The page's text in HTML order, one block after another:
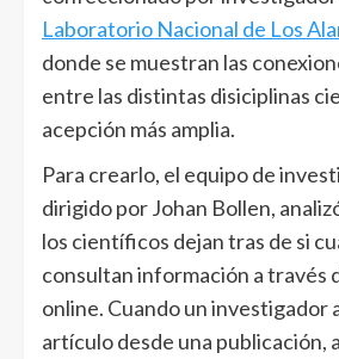
Laboratorio Nacional de Los
donde se muestran las
entre las distintas disiciplinas
acepción más amplia.
Para crearlo, el equipo de
dirigido por Johan Bollen,
los científicos dejan tras de si
consultan información a través
online. Cuando un investigador
artículo desde una publicación,